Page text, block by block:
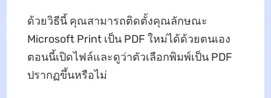
ด้วยวิธีนี้ คุณสามารถติดตั้งคุณลักษณะ
Microsoft Print เป็น PDF ใหม่ได้ด้วยตนเอง
ตอนนี้เปิดไฟล์และดูว่าตัวเลือกพิมพ์เป็น PDF
ปรากฏขึ้นหรือไม่